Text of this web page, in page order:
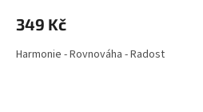
349 Kč
Harmonie - Rovnováha - Radost